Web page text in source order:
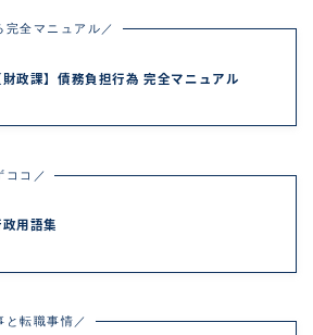
完全マニュアル／
財政課】債務負担行為 完全マニュアル
ココ／
政用語集
と転職事情／